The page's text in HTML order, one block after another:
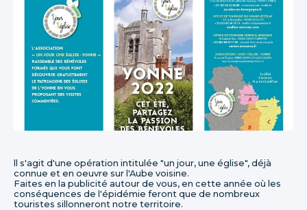
ll s'agit d'une opération intitulée "un jour, une église", déjà
connue et en oeuvre sur l'Aube voisine.
Faites en la publicité autour de vous, en cette année où les
conséquences de l'épidémie feront que de nombreux
touristes sillonneront notre territoire.